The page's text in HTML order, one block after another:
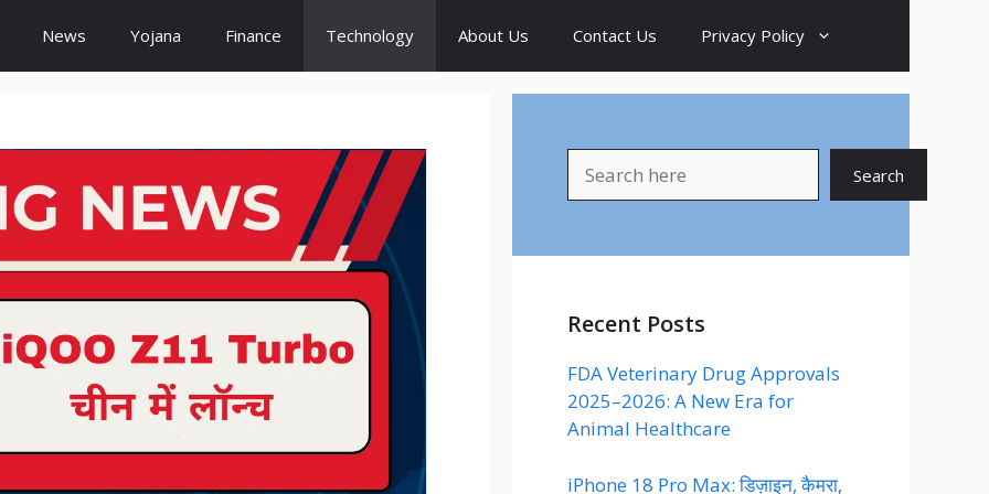
News Yojana Finance Technology About Us Contact Us Privacy Policy
Search
Recent Posts
FDA Veterinary Drug Approvals
2025–2026: A New Era for
Animal Healthcare
iPhone 18 Pro Max: डिज़ाइन, कैमरा,